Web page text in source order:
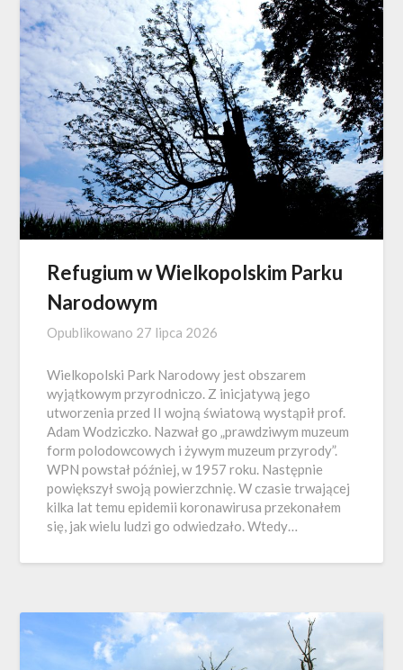
Refugium w Wielkopolskim Parku
Narodowym
Opublikowano 27 lipca 2026
Wielkopolski Park Narodowy jest obszarem
wyjątkowym przyrodniczo. Z inicjatywą jego
utworzenia przed II wojną światową wystąpił prof.
Adam Wodziczko. Nazwał go „prawdziwym muzeum
form polodowcowych i żywym muzeum przyrody”.
WPN powstał później, w 1957 roku. Następnie
powiększył swoją powierzchnię. W czasie trwającej
kilka lat temu epidemii koronawirusa przekonałem
się, jak wielu ludzi go odwiedzało. Wtedy…